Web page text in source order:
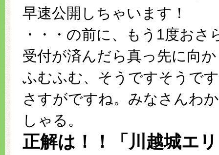
早速公開しちゃいます！
・・・の前に、もう1度おさ
受付が済んだら真っ先に向
ふむふむ、そうですそうで
さすがですね。みなさんわ
しゃる。
正解は！！「川越城エ